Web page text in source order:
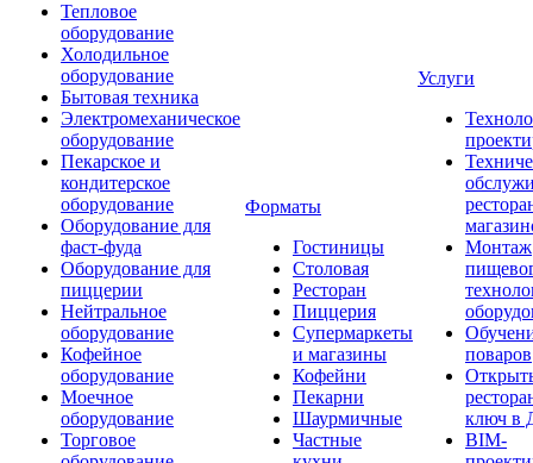
Тепловое
оборудование
Холодильное
оборудование
Бытовая техника
Электромеханическое
оборудование
Пекарское и
кондитерское
оборудование
Оборудование для
фаст-фуда
Оборудование для
пиццерии
Нейтральное
оборудование
Кофейное
оборудование
Моечное
оборудование
Торговое
Форматы
Гостиницы
Столовая
Ресторан
Пиццерия
Супермаркеты
и магазины
Кофейни
Пекарни
Шаурмичные
Частные
Услуги
Монтаж
поваров
ключ в
BIM-